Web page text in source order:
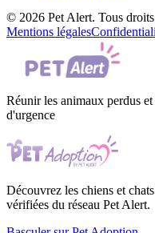
© 2026 Pet Alert. Tous droits
Mentions légales
Réunir les animaux perdus
d'urgence
Découvrez les chiens et
vérifiées du réseau Pet Alert.